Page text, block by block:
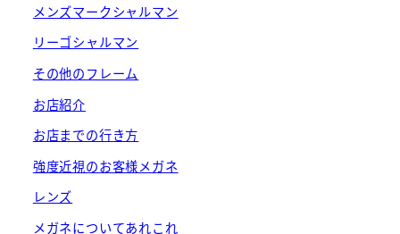
メンズマークシャルマン
リーゴシャルマン
その他のフレーム
お店紹介
お店までの行き方
強度近視のお客様メガネ
レンズ
メガネについてあれこれ